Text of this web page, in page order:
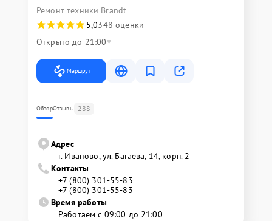
Ремонт техники Brandt
5,0348 оценки
Открыто до 21:00
Маршрут
ОбзорОтзывы 288
Адрес
г. Иваново, ул. Багаева, 14, корп. 2
Контакты
+7 (800) 301-55-83
+7 (800) 301-55-83
Время работы
Работаем с 09:00 до 21:00